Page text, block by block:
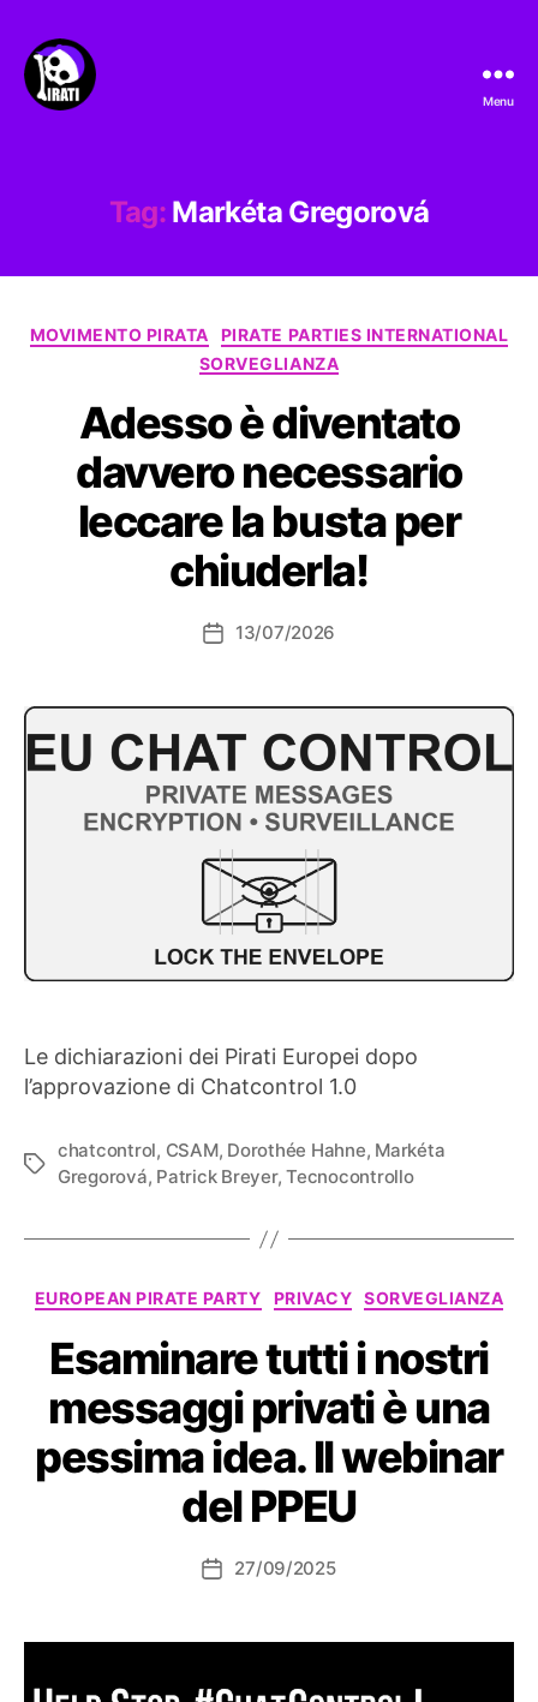
Menu
Tag: Markéta Gregorová
Categorie
MOVIMENTO PIRATA
PIRATE PARTIES INTERNATIONAL
SORVEGLIANZA
Adesso è diventato
davvero necessario
leccare la busta per
chiuderla!
Data13/07/2026
Le dichiarazioni dei Pirati Europei dopo
l’approvazione di Chatcontrol 1.0
Tag
chatcontrol, CSAM, Dorothée Hahne, Markéta
Gregorová, Patrick Breyer,Tecnocontrollo
Categorie
EUROPEAN PIRATE PARTY PRIVACY SORVEGLIANZA
Esaminare tutti i nostri
messaggi privati ​​è una
pessima idea. Il webinar
del PPEU
Data27/09/2025